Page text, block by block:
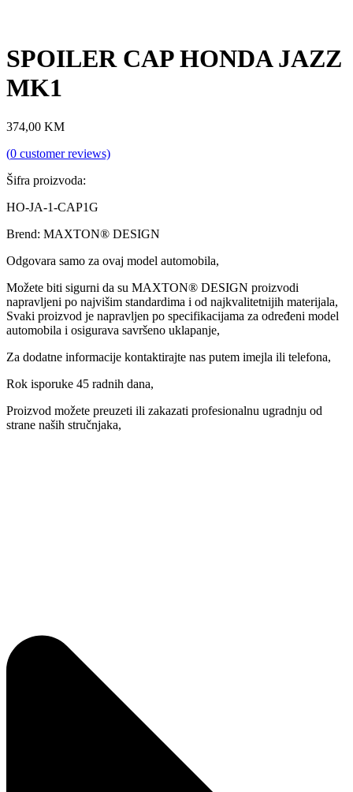
SPOILER CAP HONDA JAZZ
MK1
374,00 KM
(0 customer reviews)
Šifra proizvoda:
HO-JA-1-CAP1G
Brend: MAXTON® DESIGN
Odgovara samo za ovaj model automobila,
Možete biti sigurni da su MAXTON® DESIGN proizvodi
napravljeni po najvišim standardima i od najkvalitetnijih materijala,
Svaki proizvod je napravljen po specifikacijama za određeni model
automobila i osigurava savršeno uklapanje,
Za dodatne informacije kontaktirajte nas putem imejla ili telefona,
Rok isporuke 45 radnih dana,
Proizvod možete preuzeti ili zakazati profesionalnu ugradnju od
strane naših stručnjaka,